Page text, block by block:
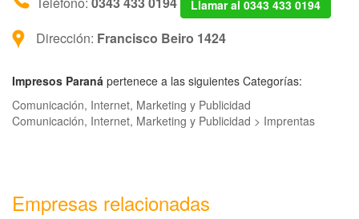
Llamar al 0343 433 0194
Dirección: Francisco Beiro 1424
Impresos Paraná pertenece a las siguientes Categorías:
Comunicación, Internet, Marketing y Publicidad
Comunicación, Internet, Marketing y Publicidad > Imprentas
Empresas relacionadas